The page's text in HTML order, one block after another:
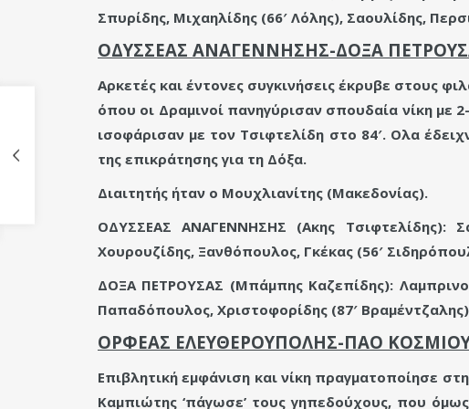
Σπυρίδης, Μιχαηλίδης (66′ Λόλης), Σαουλίδης,
ΟΔΥΣΣΕΑΣ ΑΝΑΓΕΝΝΗΣΗΣ-ΔΟΞΑ
Αρκετές και έντονες συγκινήσεις έκρυβε στους
όπου οι Δραμινοί πανηγύρισαν σπουδαία νίκη
ισοφάρισαν με τον Τσιφτελίδη στο 84′. Ολα
της επικράτησης για τη Δόξα.
Διαιτητής ήταν ο Μουχλιανίτης (Μακεδονίας).
ΟΔΥΣΣΕΑΣ ΑΝΑΓΕΝΝΗΣΗΣ (Ακης Τσιφτελίδης):
Χουρουζίδης, Ξανθόπουλος, Γκέκας (56′
ΔΟΞΑ ΠΕΤΡΟΥΣΑΣ (Μπάμπης Καζεπίδης):
Παπαδόπουλος, Χριστοφορίδης (87′
ΟΡΦΕΑΣ ΕΛΕΥΘΕΡΟΥΠΟΛΗΣ-ΠΑΟ
Επιβλητική εμφάνιση και νίκη πραγματοποίησε
Καμπιώτης ‘πάγωσε’ τους γηπεδούχους, που